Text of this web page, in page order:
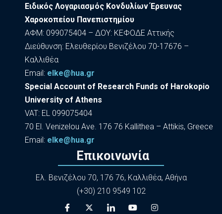
Ειδικός Λογαριασμός Κονδυλίων Έρευνας
Χαροκοπείου Πανεπιστημίου
ΑΦΜ: 099075404 – ΔΟΥ: ΚΕΦΟΔΕ Αττικής
Διεύθυνση: Ελευθερίου Βενιζέλου 70-17676 –
Καλλιθέα
Εmail: elke@hua.gr
Special Account of Research Funds of Harokopio
University of Athens
VAT: EL 099075404
70 El. Venizelou Ave. 176 76 Kallithea – Attikis, Greece
Εmail: elke@hua.gr
Επικοινωνία
Ελ. Βενιζέλου 70, 176 76, Καλλιθέα, Αθήνα
(+30) 210 9549 102